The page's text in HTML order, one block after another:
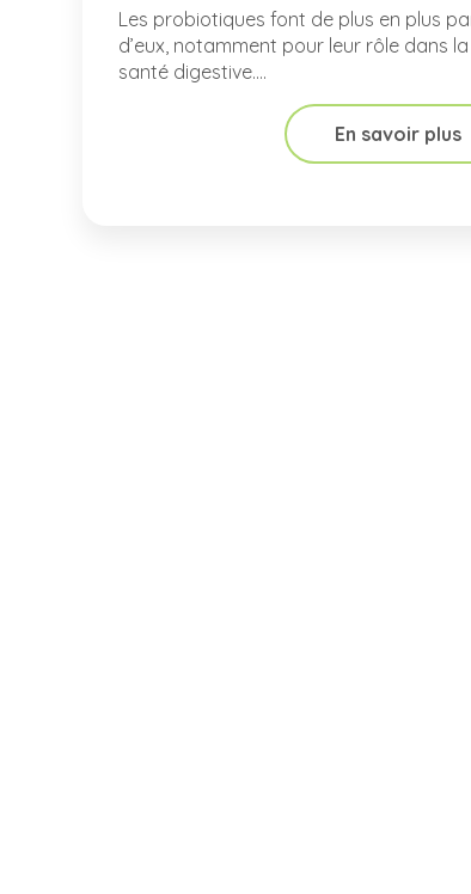
Les probiotiques font de plus en plus
d’eux, notamment pour leur rôle dans la
santé digestive....
En savoir plus